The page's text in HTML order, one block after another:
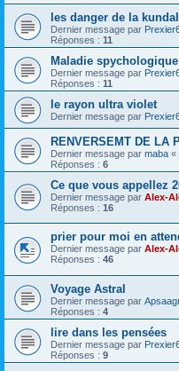
les danger de la
Dernier message par
Réponses : 11
Maladie
Dernier message par
Réponses : 11
le rayon ultra violet
Dernier message par
RENVERSEMT DE LA
Dernier message par maba «
Réponses : 6
Ce que vous appellez
Dernier message par Alex-
Réponses : 16
prier pour moi en
Dernier message par Alex-
Réponses : 46
Voyage Astral
Dernier message par
Réponses : 4
lire dans les pensées
Dernier message par
Réponses : 9